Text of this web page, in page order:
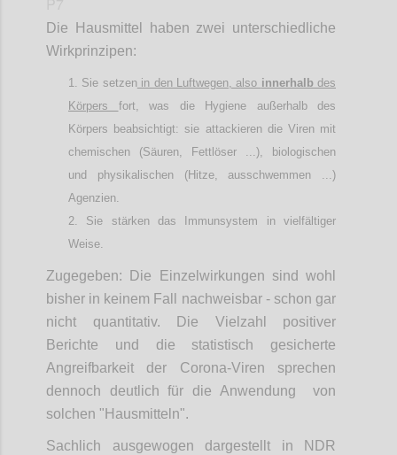
Die Hausmittel haben zwei unterschiedliche
Wirkprinzipen:
Sie setzenin den Luftwegen, also innerhalb des
Körpers fort, was die Hygiene außerhalb des
Körpers beabsichtigt: sie attackieren die Viren mit
chemischen (Säuren, Fettlöser ...), biologischen
und physikalischen (Hitze, ausschwemmen ...)
Agenzien.
Sie stärken das Immunsystem in vielfältiger
Weise.
Zugegeben: Die Einzelwirkungen sind wohl
bisher in keinem Fall nachweisbar - schon gar
nicht quantitativ. Die Vielzahl positiver
Berichte und die statistisch gesicherte
Angreifbarkeit der Corona-Viren sprechen
dennoch deutlich für die Anwendung von
solchen "Hausmitteln".
Sachlich ausgewogen dargestellt in NDR